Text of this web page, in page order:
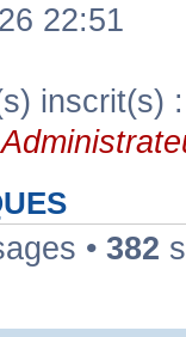
22:51
inscrit(s)
• 382